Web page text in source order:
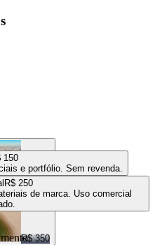
R$ 250
R$ 350
150
e portfólio. Sem revenda.
R$ 250
de marca. Uso comercial